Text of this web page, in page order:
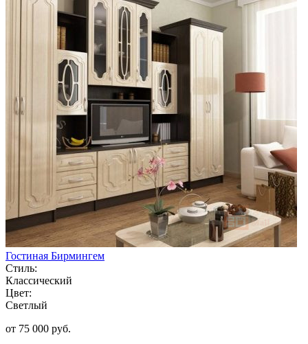
Гостиная Бирмингем
Стиль:
Классический
Цвет:
Светлый
от 75 000 руб.